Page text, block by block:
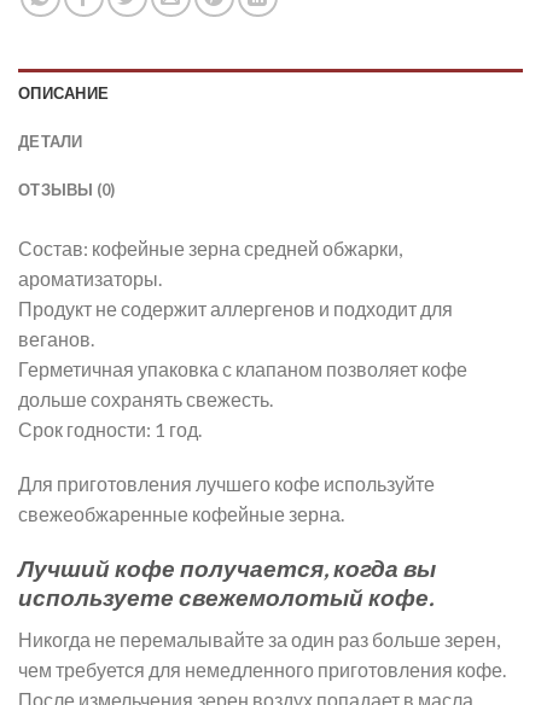
ОПИСАНИЕ
ДЕТАЛИ
ОТЗЫВЫ (0)
Состав: кофейные зерна средней обжарки,
ароматизаторы.
Продукт не содержит аллергенов и подходит для
веганов.
Герметичная упаковка с клапаном позволяет кофе
дольше сохранять свежесть.
Срок годности: 1 год.
Для приготовления лучшего кофе используйте
свежеобжаренные кофейные зерна.
Лучший кофе получается, когда вы
используете свежемолотый кофе.
Никогда не перемалывайте за один раз больше зерен,
чем требуется для немедленного приготовления кофе.
После измельчения зерен воздух попадает в масла,